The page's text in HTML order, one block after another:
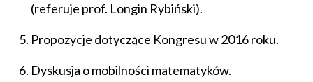
(referuje prof. Longin Rybiński).
Propozycje dotyczące Kongresu w 2016 roku.
Dyskusja o mobilności matematyków.